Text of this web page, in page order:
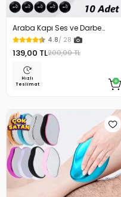
Araba Kapı Ses ve Darbe
Emici Pad 10 Adet
4.8/ 28
139,00 TL200,00 TL
Hızlı
Teslimat